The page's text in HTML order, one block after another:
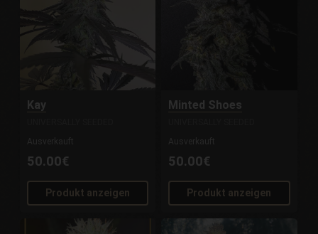
Kay
Ausverkauft
50.00€
Produkt anzeigen
Minted Shoes
Ausverkauft
50.00€
Produkt anzeigen